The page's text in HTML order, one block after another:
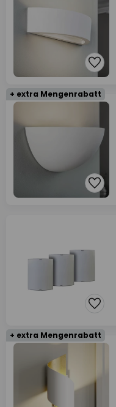
+ extra Mengenrabatt
+ extra Mengenrabatt